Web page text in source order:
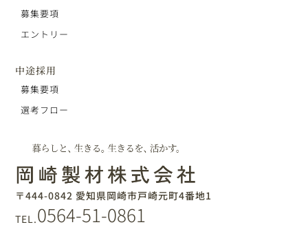
募集要項
エントリー
中途採用
募集要項
選考フロー
〒444-0842 愛知県岡崎市戸崎元町4番地1
TEL.0564-51-0861